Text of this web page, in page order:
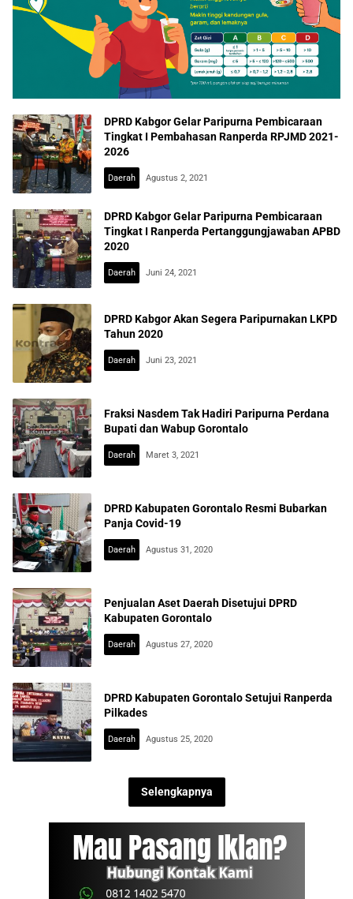
DPRD Kabgor Gelar Paripurna Pembicaraan
Tingkat I Pembahasan Ranperda RPJMD 2021-
2026
Daerah Agustus 2, 2021
DPRD Kabgor Gelar Paripurna Pembicaraan
Tingkat I Ranperda Pertanggungjawaban APBD
2020
Daerah Juni 24, 2021
DPRD Kabgor Akan Segera Paripurnakan LKPD
Tahun 2020
Daerah Juni 23, 2021
Fraksi Nasdem Tak Hadiri Paripurna Perdana
Bupati dan Wabup Gorontalo
Daerah Maret 3, 2021
DPRD Kabupaten Gorontalo Resmi Bubarkan
Panja Covid-19
Daerah Agustus 31, 2020
Penjualan Aset Daerah Disetujui DPRD
Kabupaten Gorontalo
Daerah Agustus 27, 2020
DPRD Kabupaten Gorontalo Setujui Ranperda
Pilkades
Daerah Agustus 25, 2020
Selengkapnya